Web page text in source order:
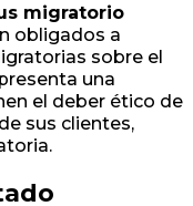
migratorio
obligados a
sobre el
una
el deber ético de
sus clientes,